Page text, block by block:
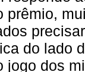
prêmio,
do lado
jogo dos